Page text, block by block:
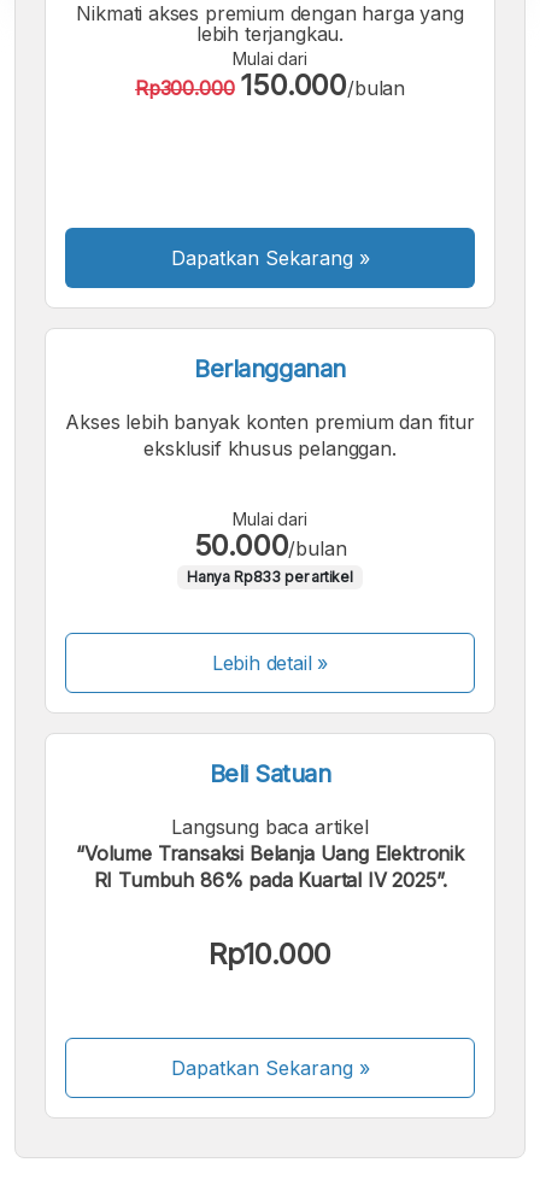
Font
Kecil
A
FontFont
Nikmati akses premium dengan harga yang
lebih terjangkau.
Mulai dari
Rp300.000 150.000/bulan
Dapatkan Sekarang »
Berlangganan
Akses lebih banyak konten premium dan fitur
eksklusif khusus pelanggan.
Mulai dari
50.000/bulan
Hanya Rp833 per artikel
Lebih detail »
Beli Satuan
Langsung baca artikel
“Volume Transaksi Belanja Uang Elektronik
RI Tumbuh 86% pada Kuartal IV 2025”.
Rp10.000
Dapatkan Sekarang»
Kami menerima pembayaran berikut:
Beberapa metode pembayaran masih dalam
proses aktivasi.